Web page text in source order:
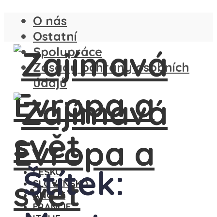
O nás
Ostatní
Spolupráce
Zásady ochrany osobních
údajů
ČESKO
SLOVENSKO
ANGLIE
FRANCIE
Štítek: